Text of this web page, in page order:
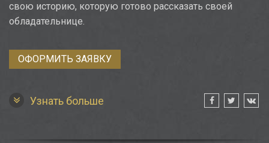
свою историю, которую готово рассказать своей
обладательнице.
ОФОРМИТЬ ЗАЯВКУ
Узнать больше